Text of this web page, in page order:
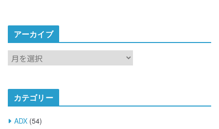
アーカイブ
ア
ー
イ
ブ
カテゴリー
ADX (54)